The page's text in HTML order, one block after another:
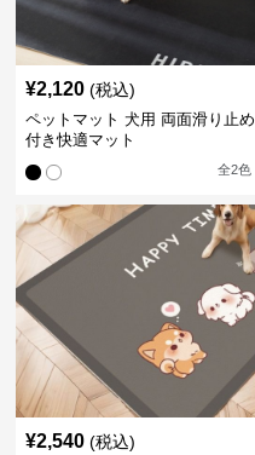
¥2,120 (税込)
ペットマット 犬用 両面滑り止め
付き快適マット
全2色
¥2,540 (税込)